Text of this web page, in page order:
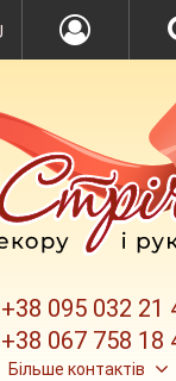
+38 095 032 21
+38 067 758 18
Більше контактів